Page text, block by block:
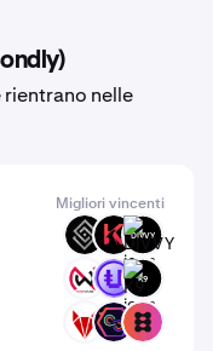
rientrano nelle
Migliori vincenti
DECT KAR DIVVY
NWS PUNK K9
RFOX DEOD SIXP